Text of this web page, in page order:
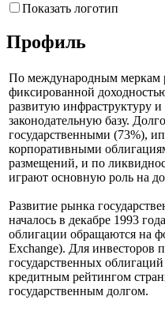
Показать логотип
Профиль
По международным меркам
фиксированной
развитую инфраструктуру
законодательную базу.
государственными (73%),
корпоративными
размещений, и по
играют основную роль на
Развитие рынка
началось в декабре 1993
облигации обращаются на
Exchange). Для инвесторов
государственных
кредитным рейтингом
государственным долгом.